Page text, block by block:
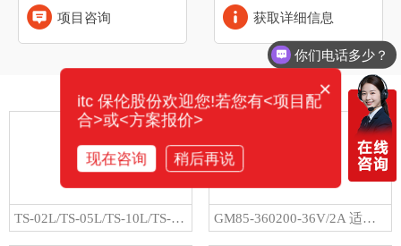
项目咨询 获取详细信息
相关产品
TS-02L/TS-05L/TS-10L/TS-20L/TS-50L/TS-100L 连接线 GM85-360200-36V/2A 适配器
你们电话多少？
×
itc 保伦股份欢迎您!若您有<项目配
合>或<方案报价>
现在咨询 稍后再说